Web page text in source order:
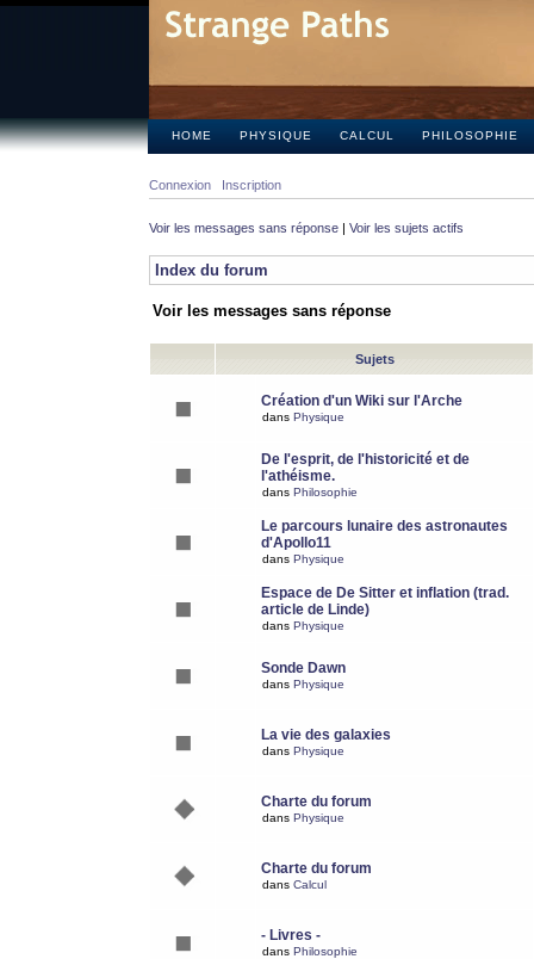
HOME PHYSIQUE CALCUL PHILOSOPHIE
Connexion Inscription
Voir les messages sans réponse | Voir les sujets actifs
Index du forum
Voir les messages sans réponse
Sujets
Création d'un Wiki sur l'Arche
dans Physique
De l'esprit, de l'historicité et de
l'athéisme.
dans Philosophie
Le parcours lunaire des astronautes
d'Apollo11
dans Physique
Espace de De Sitter et inflation (trad.
article de Linde)
dans Physique
Sonde Dawn
dans Physique
La vie des galaxies
dans Physique
Charte du forum
dans Physique
Charte du forum
dans Calcul
- Livres -
dans Philosophie